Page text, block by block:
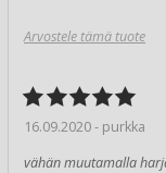
Arvostele tämä tuote
16.09.2020 - purkka
vähän muutamalla